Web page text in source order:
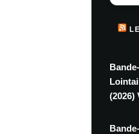
(2026)